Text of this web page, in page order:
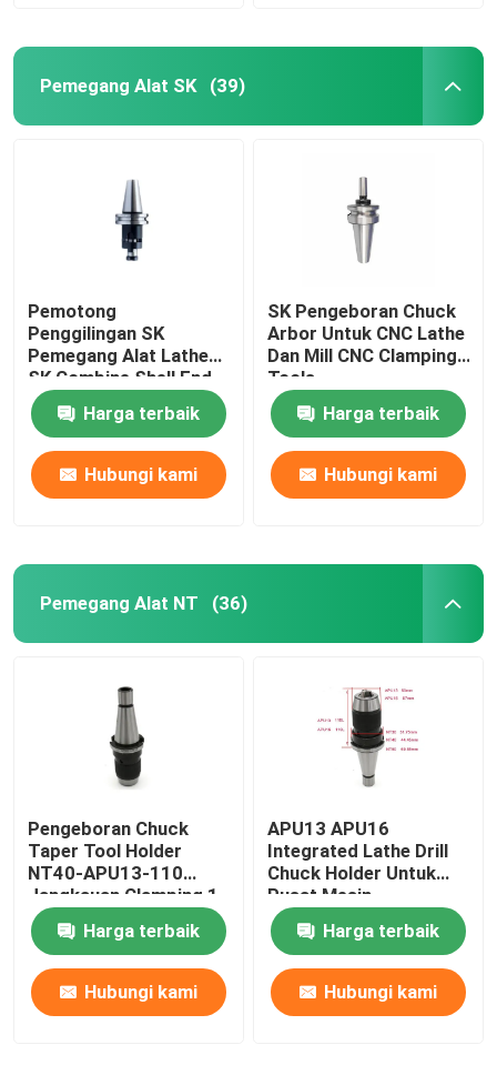
Pemegang Alat SK (39)
Pemotong
Penggilingan SK
Pemegang Alat Lathe
SK Combine Shell End
Mill Arbor
Harga terbaik
Hubungi kami
SK Pengeboran Chuck
Arbor Untuk CNC Lathe
Dan Mill CNC Clamping
Tools
Harga terbaik
Hubungi kami
Pemegang Alat NT (36)
Pengeboran Chuck
Taper Tool Holder
NT40-APU13-110
Jangkauan Clamping 1-
13
Harga terbaik
Hubungi kami
APU13 APU16
Integrated Lathe Drill
Chuck Holder Untuk
Pusat Mesin
Harga terbaik
Hubungi kami